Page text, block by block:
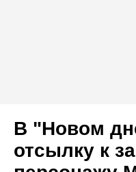
В "Новом
отсылку к